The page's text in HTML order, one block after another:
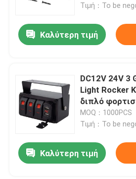
Τιμή：To be
Καλύτερη τιμή
DC12V 24V 3
Light Rocker
διπλό
MOQ：1000PCS
Τιμή：To be
Καλύτερη τιμή